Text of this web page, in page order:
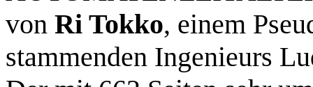
von Ri Tokko, einem
stammenden Ingenieurs